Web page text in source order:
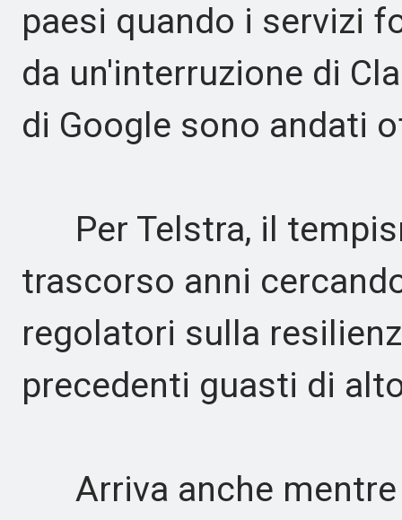
paesi quando i servizi
da un'interruzione di
di Google sono andati
Per Telstra, il
trascorso anni
regolatori sulla
precedenti guasti di
Arriva anche mentre